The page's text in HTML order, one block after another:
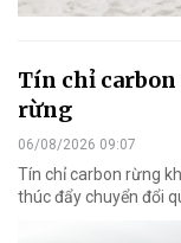
Tín chỉ
rừng
06/08/2026 09:07
Tín chỉ carbon rừng
thúc đẩy chuyển đổi